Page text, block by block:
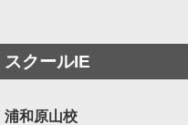
スクールIE
浦和原山校